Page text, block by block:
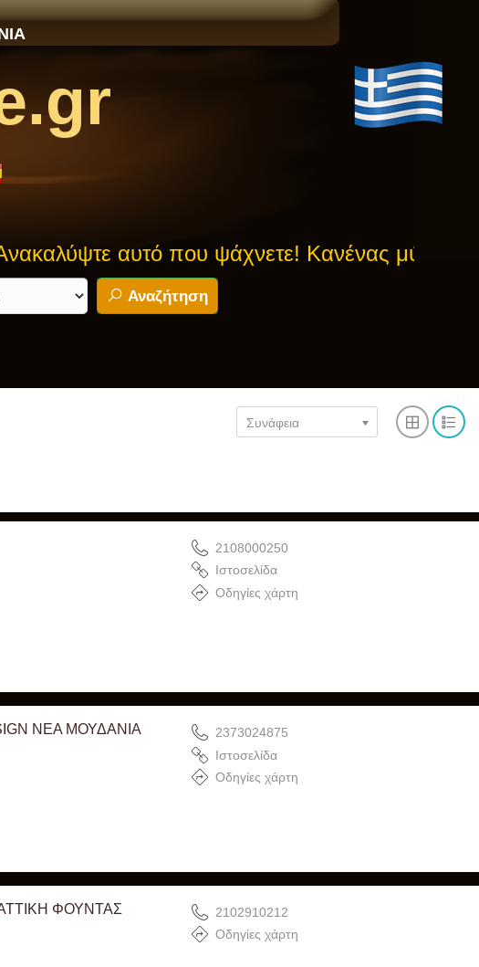
αυτό που ψάχνετε! Κανένας μύθος δεν είναι
Αναζήτηση
Συνάφεια
2108000250
Ιστοσελίδα
Οδηγίες χάρτη
ΝΕΑ ΜΟΥΔΑΝΙΑ
2373024875
Ιστοσελίδα
Οδηγίες χάρτη
ΦΟΥΝΤΑΣ
2102910212
Οδηγίες χάρτη